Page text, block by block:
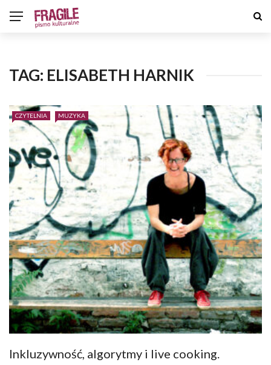
TAG: ELISABETH HARNIK
CZYTELNIA MUZYKA
Inkluzywność, algorytmy i live cooking.